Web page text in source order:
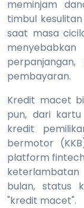
meminjam
timbul
saat masa
pembayaran.
Kredit macet
pun, dari
kredit
bermotor
platform
bulan, status
"kredit macet".